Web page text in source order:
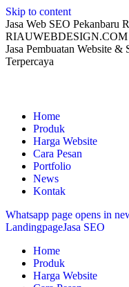
Skip to content
Jasa Web SEO Pekanbaru
RIAUWEBDESIGN.COM |
Jasa Pembuatan Website
Terpercaya
Home
Produk
Harga Website
Cara Pesan
Portfolio
News
Kontak
Whatsapp page opens in
LandingpageJasa SEO
Home
Produk
Harga Website